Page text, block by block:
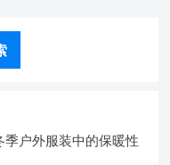
户外服装中的保暖性